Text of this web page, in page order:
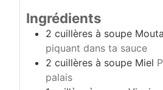
Ingrédients
2 cuillères à soupe
piquant dans ta sauce
2 cuillères à soupe Miel
palais